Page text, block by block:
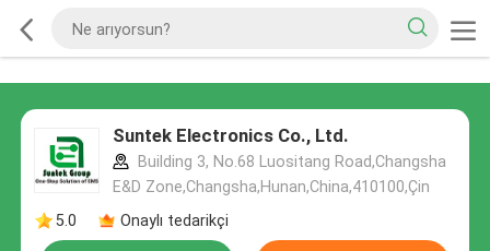
Suntek Electronics Co., Ltd.
Building 3, No.68 Luositang Road,Changsha
E&D Zone,Changsha,Hunan,China,410100,Çin
5.0
Onaylı tedarikçi